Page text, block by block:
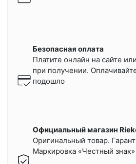
Безопасная оплата
Платите онлайн на сайте или
при получении.
подошло
Официальный магазин
Оригинальный товар.
Маркировка «Честный знак»